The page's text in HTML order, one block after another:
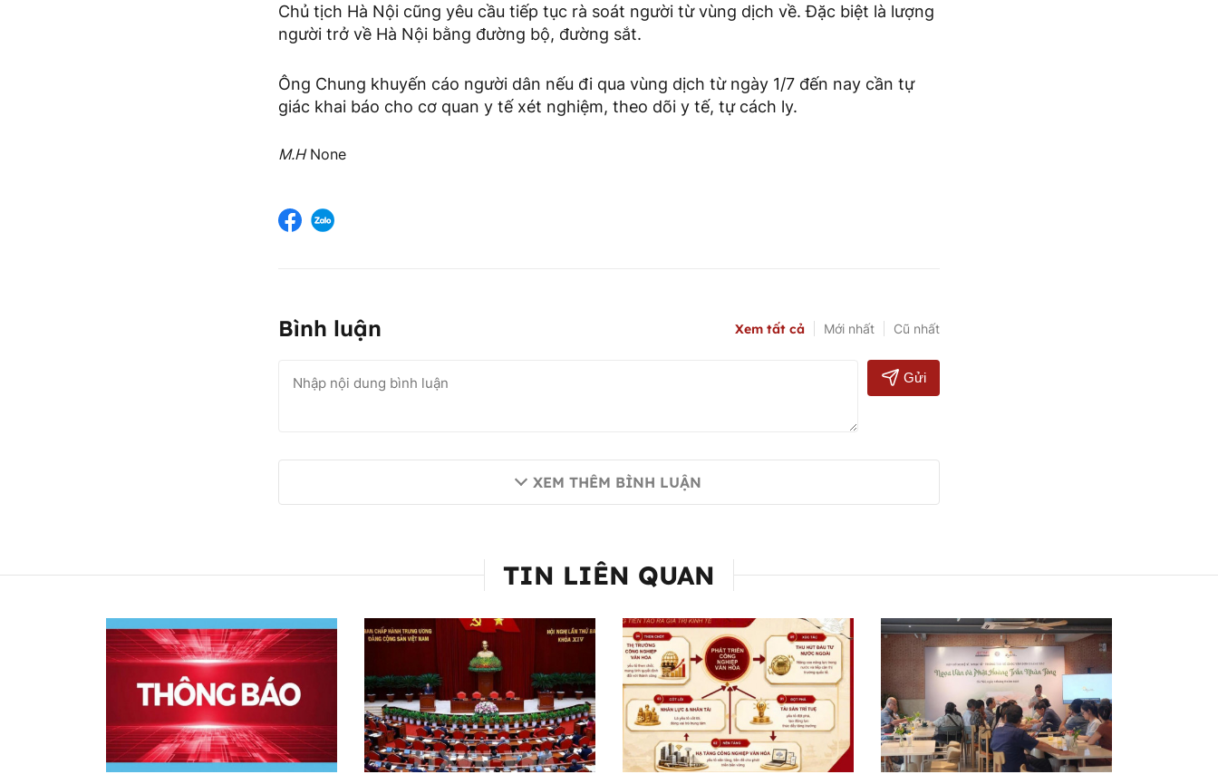
Chủ tịch Hà Nội cũng yêu cầu tiếp tục rà soát người từ vùng dịch về. Đặc biệt là lượng
người trở về Hà Nội bằng đường bộ, đường sắt.
Ông Chung khuyến cáo người dân nếu đi qua vùng dịch từ ngày 1/7 đến nay cần tự
giác khai báo cho cơ quan y tế xét nghiệm, theo dõi y tế, tự cách ly.
M.HNone
Bình luận Xem tất cả Mới nhất Cũ nhất
Gửi
XEM THÊM BÌNH LUẬN
TIN LIÊN QUAN